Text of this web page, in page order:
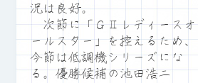
況は良好。
次節に「ＧⅡレディースオ
ールスター」を控えるため、
今節は低調機シリーズにな
る。優勝候補の池田浩二